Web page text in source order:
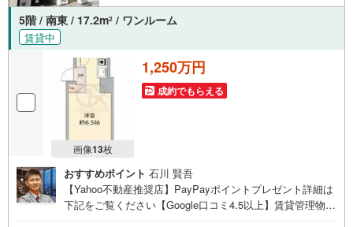
5階 / 南東 / 17.2m2 / ワンルーム
賃貸中
画像13枚
1,250万円
成約でもらえる
おすすめポイント 石川 賢吾
【Yahoo不動産推奨店】PayPayポイントプレゼント詳細は
下記をご覧ください【Google口コミ4.5以上】賃貸管理物件